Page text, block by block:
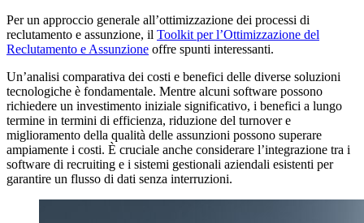
Per un approccio generale all’ottimizzazione dei processi di
reclutamento e assunzione, il Toolkit per l’Ottimizzazione del
Reclutamento e Assunzione offre spunti interessanti.
Un’analisi comparativa dei costi e benefici delle diverse soluzioni
tecnologiche è fondamentale. Mentre alcuni software possono
richiedere un investimento iniziale significativo, i benefici a lungo
termine in termini di efficienza, riduzione del turnover e
miglioramento della qualità delle assunzioni possono superare
ampiamente i costi. È cruciale anche considerare l’integrazione tra i
software di recruiting e i sistemi gestionali aziendali esistenti per
garantire un flusso di dati senza interruzioni.